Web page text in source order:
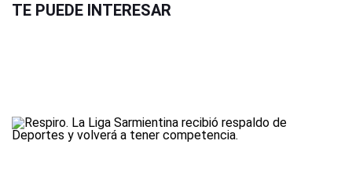
TE PUEDE INTERESAR